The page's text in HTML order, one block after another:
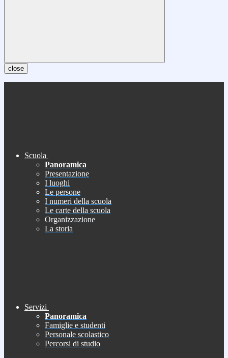
close
Scuola
Panoramica
Presentazione
I luoghi
Le persone
I numeri della scuola
Le carte della scuola
Organizzazione
La storia
Servizi
Panoramica
Famiglie e studenti
Personale scolastico
Percorsi di studio